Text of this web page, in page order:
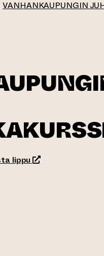
VANHANKAUPUNGIN
lippu (siirtyy toiseen